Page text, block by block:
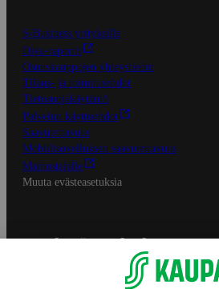
S-Business yrityksille
Oiva-raportit
Osuuskauppojen yhteystiedot
Tilaus- ja toimitusehdot
Tietosuojakäytäntö
Palvelun käyttöehdot
Saavutettavuus
Mobiilisovelluksen saavutettavuus
Mainostajalle
Muuta evästeasetuksia
S-ryhmän palvelut